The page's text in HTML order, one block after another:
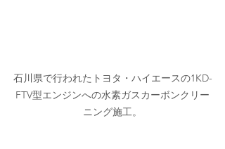
石川県で行われたトヨタ・ハイエースの1KD-
FTV型エンジンへの水素ガスカーボンクリー
ニング施工。